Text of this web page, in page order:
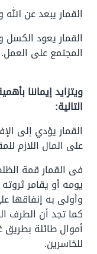
القمار يبعد عن
القمار يعود الكسل
المجتمع على العمل.
ويتزايد إيماننا
التالية:
القمار يؤدي إلى
على المال اللازم
فى القمار قمة
يومه أو يقامر
وأولى به إنفاقها
كما تجد أن الطرف
أموال طائلة
للخاسرين.